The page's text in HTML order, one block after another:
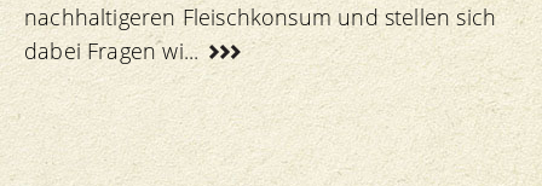
nachhaltigeren Fleischkonsum und stellen sich
dabei Fragen wi...